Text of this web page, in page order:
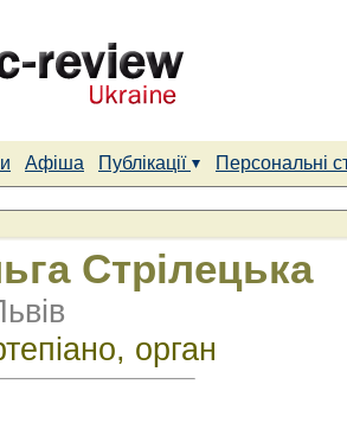
Афіша Публікації
Персональні
Стрілецька
орган